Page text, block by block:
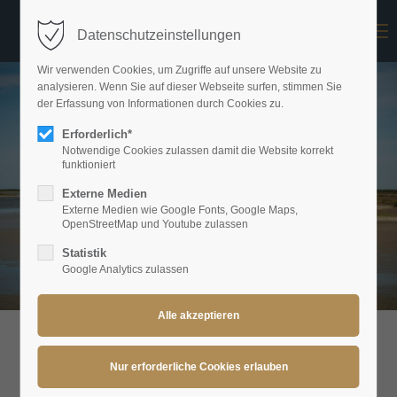
Login
Benutzername
Passwort
Anmelden
Support
Lorem ipsum dolor sit amet:
Datenschutzeinstellungen
Wir verwenden Cookies, um Zugriffe auf unsere Website zu
analysieren. Wenn Sie auf dieser Webseite surfen, stimmen Sie
der Erfassung von Informationen durch Cookies zu.
Erforderlich*
Notwendige Cookies zulassen damit die Website korrekt
funktioniert
Externe Medien
Externe Medien wie Google Fonts, Google Maps,
OpenStreetMap und Youtube zulassen
Statistik
Google Analytics zulassen